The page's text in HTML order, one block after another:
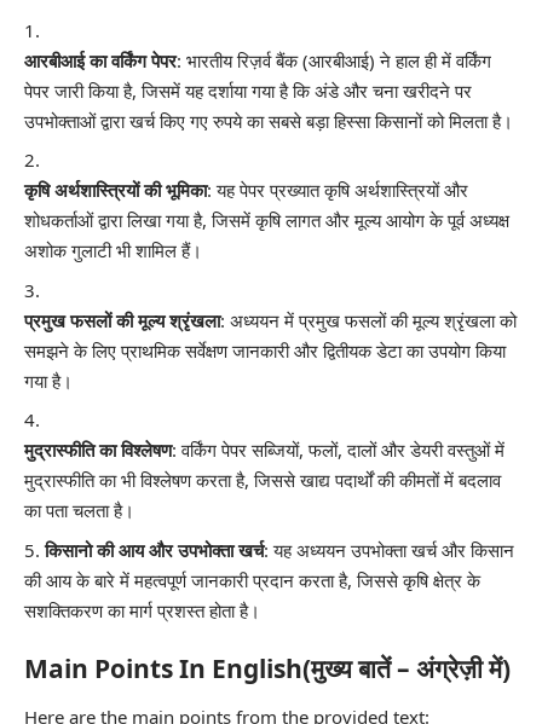
आरबीआई का वर्किंग पेपर: भारतीय रिज़र्व बैंक (आरबीआई) ने हाल ही में वर्किंग
पेपर जारी किया है, जिसमें यह दर्शाया गया है कि अंडे और चना खरीदने पर
उपभोक्ताओं द्वारा खर्च किए गए रुपये का सबसे बड़ा हिस्सा किसानों को मिलता है।
कृषि अर्थशास्त्रियों की भूमिका: यह पेपर प्रख्यात कृषि अर्थशास्त्रियों और
शोधकर्ताओं द्वारा लिखा गया है, जिसमें कृषि लागत और मूल्य आयोग के पूर्व अध्यक्ष
अशोक गुलाटी भी शामिल हैं।
प्रमुख फसलों की मूल्य श्रृंखला: अध्ययन में प्रमुख फसलों की मूल्य श्रृंखला को
समझने के लिए प्राथमिक सर्वेक्षण जानकारी और द्वितीयक डेटा का उपयोग किया
गया है।
मुद्रास्फीति का विश्लेषण: वर्किंग पेपर सब्जियों, फलों, दालों और डेयरी वस्तुओं में
मुद्रास्फीति का भी विश्लेषण करता है, जिससे खाद्य पदार्थों की कीमतों में बदलाव
का पता चलता है।
किसानो की आय और उपभोक्ता खर्च: यह अध्ययन उपभोक्ता खर्च और किसान
की आय के बारे में महत्वपूर्ण जानकारी प्रदान करता है, जिससे कृषि क्षेत्र के
सशक्तिकरण का मार्ग प्रशस्त होता है।
Main Points In English(मुख्य बातें – अंग्रेज़ी में)
Here are the main points from the provided text: